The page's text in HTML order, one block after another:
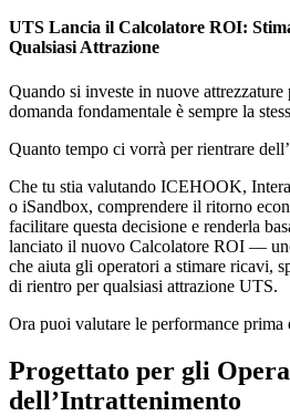
UTS Lancia il Calcolatore ROI:
Qualsiasi Attrazione
Quando si investe in nuove attrezzature
domanda fondamentale è sempre la
Quanto tempo ci vorrà per rientrare
Che tu stia valutando ICEHOOK,
o iSandbox, comprendere il ritorno
facilitare questa decisione e renderla
lanciato il nuovo Calcolatore ROI —
che aiuta gli operatori a stimare ricavi,
di rientro per qualsiasi attrazione UTS.
Ora puoi valutare le performance prima
Progettato per gli
dell’Intrattenimento